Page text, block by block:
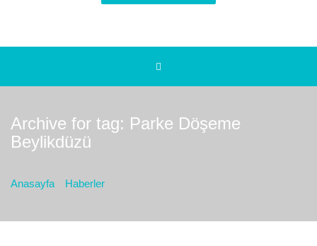
Archive for tag: Parke Döşeme
Beylikdüzü
Anasayfa
Haberler